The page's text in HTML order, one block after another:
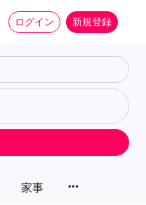
ログイン 新規登録
家事 more_horiz